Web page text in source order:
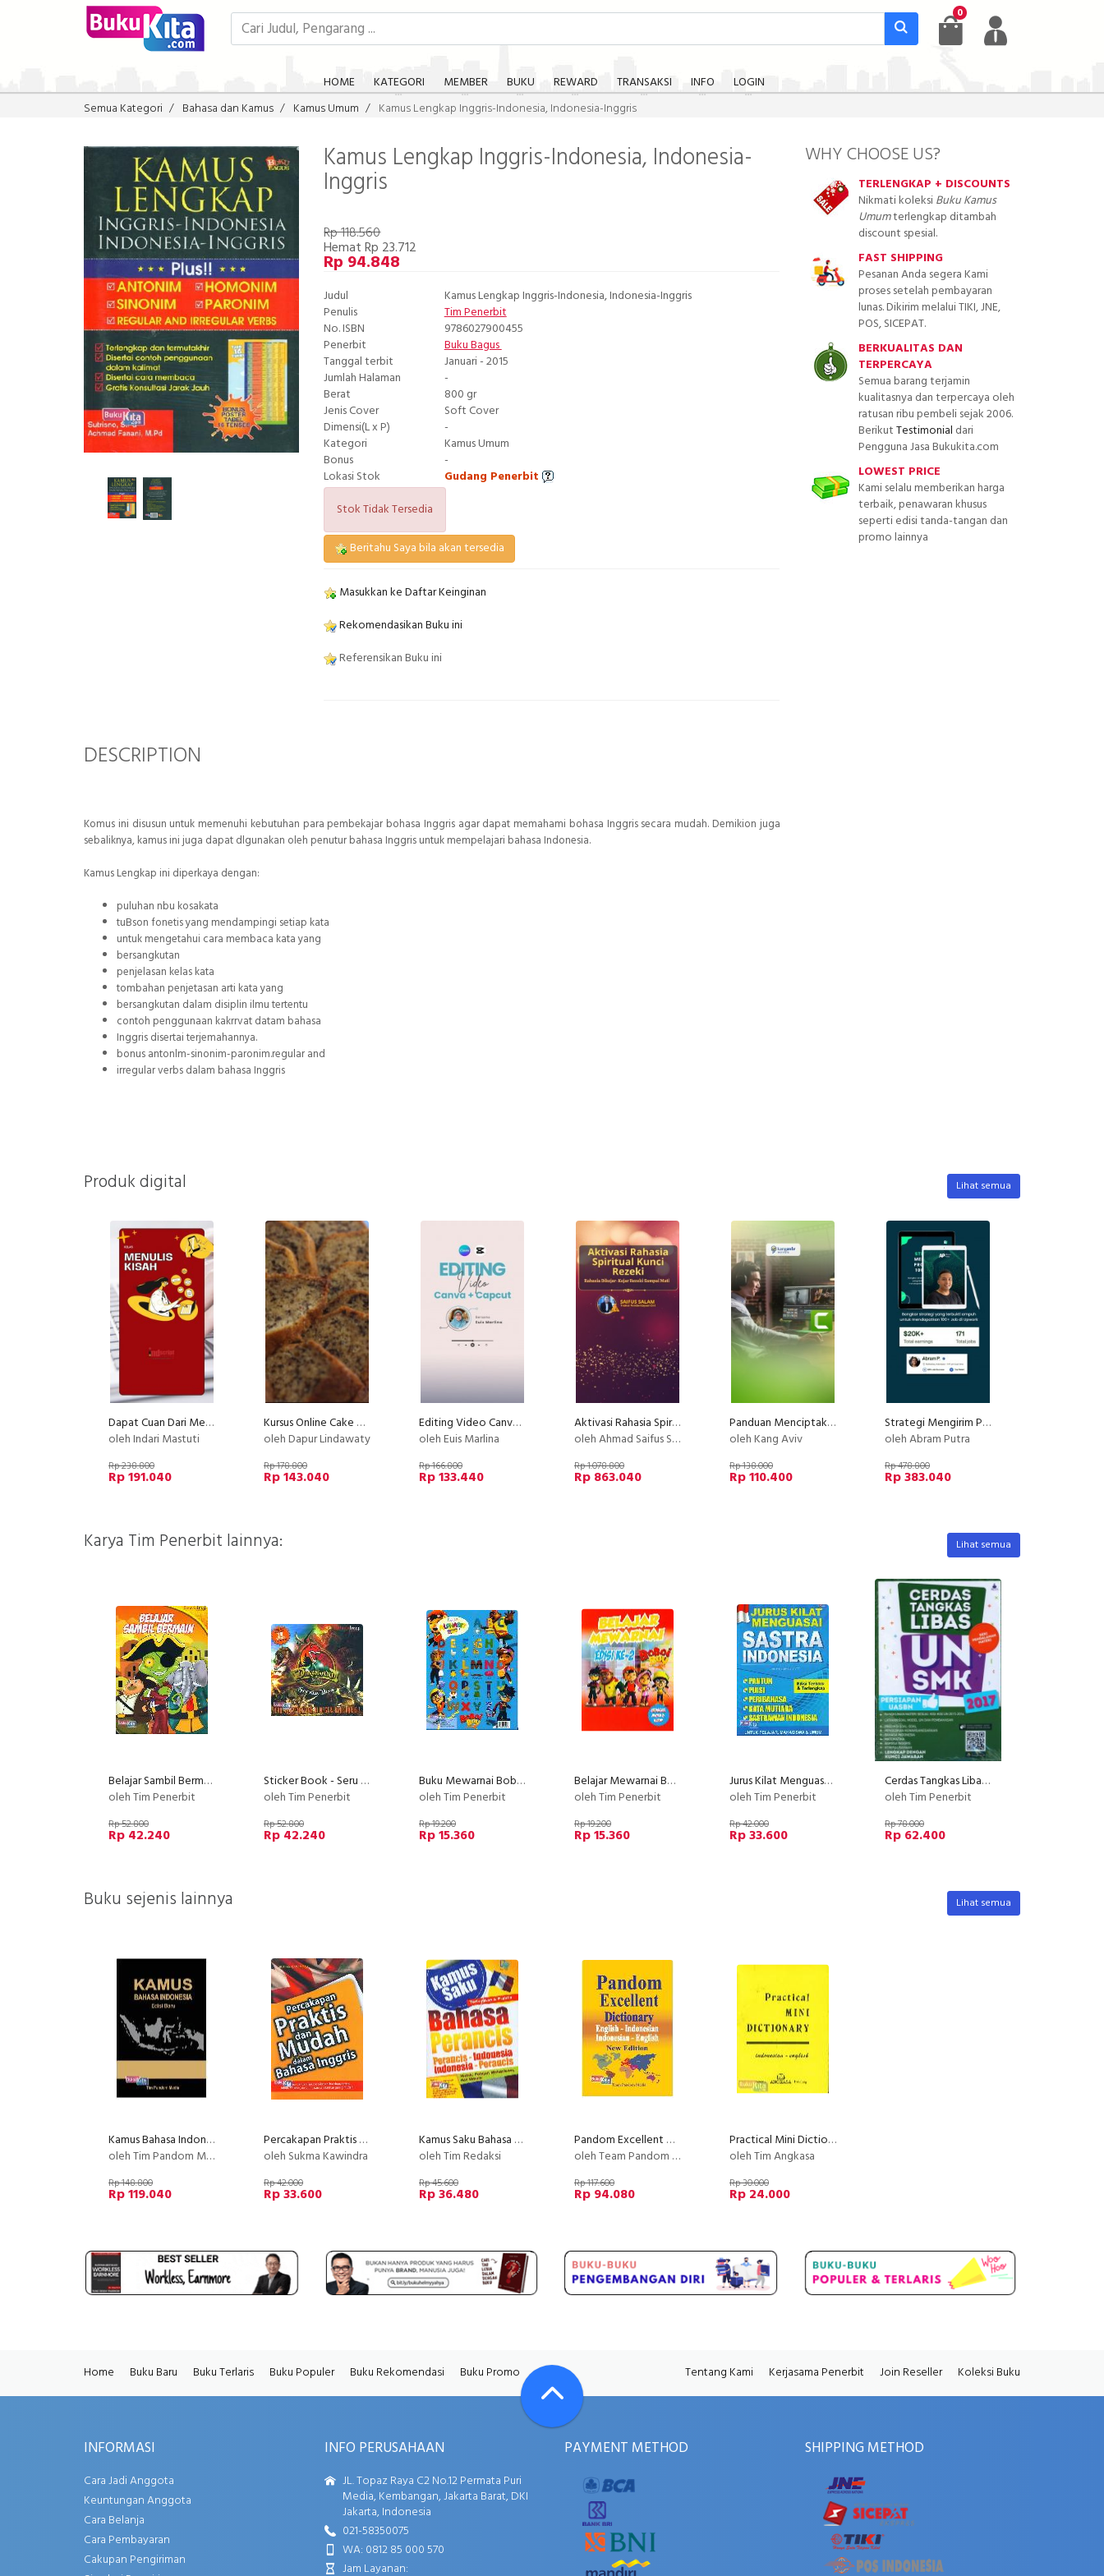
0
HOME KATEGORI MEMBER BUKU REWARD TRANSAKSI INFO
LOGIN
Semua Kategori
Bahasa dan Kamus Kamus Umum Kamus Lengkap Inggris-Indonesia, Indonesia-Inggris
Kamus Lengkap Inggris-Indonesia, Indonesia-
Inggris
Rp 118.560
Hemat Rp 23.712
Rp 94.848
Judul
Kamus Lengkap Inggris-Indonesia, Indonesia-Inggris
Penulis
Tim Penerbit
No. ISBN
9786027900455
Penerbit
Buku Bagus
Tanggal terbit
Januari - 2015
Jumlah Halaman
-
Berat
800 gr
Jenis Cover
Soft Cover
Dimensi(L x P)
-
Kategori
Kamus Umum
Bonus
-
Lokasi Stok
Gudang Penerbit
Stok Tidak Tersedia
Beritahu Saya bila akan tersedia
Masukkan ke Daftar Keinginan
Rekomendasikan Buku ini
Referensikan Buku ini
DESCRIPTION
Komus ini disusun untuk memenuhi kebutuhan para pembekajar bohasa Inggris agar dapat memahami bohasa Inggris secara mudah. Demikion juga
sebaliknya, kamus ini juga dapat dlgunakan oleh penutur bahasa Inggris untuk mempelajari bahasa Indonesia.
Kamus Lengkap ini diperkaya dengan:
puluhan nbu kosakata
tuBson fonetis yang mendampingi setiap kata
untuk mengetahui cara membaca kata yang
bersangkutan
penjelasan kelas kata
tombahan penjetasan arti kata yang
bersangkutan dalam disiplin ilmu tertentu
contoh penggunaan kakrrvat datam bahasa
Inggris disertai terjemahannya.
bonus antonlm-sinonim-paronim.regular and
irregular verbs dalam bahasa Inggris
WHY CHOOSE US?
TERLENGKAP + DISCOUNTS
Nikmati koleksiBuku Kamus
Umumterlengkap ditambah
discount spesial.
FAST SHIPPING
Pesanan Anda segera Kami
proses setelah pembayaran
lunas. Dikirim melalui TIKI, JNE,
POS, SICEPAT.
BERKUALITAS DAN
TERPERCAYA
Semua barang terjamin
kualitasnya dan terpercaya oleh
ratusan ribu pembeli sejak 2006.
BerikutTestimonial dari
Pengguna Jasa Bukukita.com
LOWEST PRICE
Kami selalu memberikan harga
terbaik, penawaran khusus
seperti edisi tanda-tangan dan
promo lainnya
Produk digital Lihat semua
Dapat Cuan Dari Menulis Kisah
oleh Indari Mastuti
Rp 238.800
Rp 191.040
Kursus Online Cake Pisang Gebus Dapur Lindawaty
oleh Dapur Lindawaty
Rp 178.800
Rp 143.040
Editing Video Canva + Capcut
oleh Euis Marlina
Rp 166.800
Rp 133.440
Aktivasi Rahasia Spiritual Kunci Rezeki
oleh Ahmad Saifus Salam
Rp 1.078.800
Rp 863.040
Panduan Menciptakan Video Kursus Online Professional
oleh Kang Aviv
Rp 138.000
Rp 110.400
Strategi Mengirim Proposal 100+ Job
oleh Abram Putra
Rp 478.800
Rp 383.040
Karya Tim Penerbit lainnya: Lihat semua
Belajar Sambil Bermain
oleh Tim Penerbit
Rp 52.800
Rp 42.240
Sticker Book - Seru Berpetualangan Di Negeri Dinosaurus
oleh Tim Penerbit
Rp 52.800
Rp 42.240
Buku Mewarnai Boboi Boy
oleh Tim Penerbit
Rp 19.200
Rp 15.360
Belajar Mewarnai Boboi Boy Edisi ke-2
oleh Tim Penerbit
Rp 19.200
Rp 15.360
Jurus Kilat Menguasai Sastra Indonesia
oleh Tim Penerbit
Rp 42.000
Rp 33.600
Cerdas Tangkas Libas UN SMK 2017
oleh Tim Penerbit
Rp 78.000
Rp 62.400
Buku sejenis lainnya Lihat semua
Kamus Bahasa Indonesia Edisi Baru (Soft Cover)
oleh Tim Pandom Media Nusantara
Rp 148.800
Rp 119.040
Percakapan Praktis dan Mudah dalam Bahasa Inggris
oleh Sukma Kawindra
Rp 42.000
Rp 33.600
Kamus Saku Bahasa Perancis
oleh Tim Redaksi
Rp 45.600
Rp 36.480
Pandom Excellent Dictionary New Edition (SC)
oleh Team Pandom Media Nusantara
Rp 117.600
Rp 94.080
Practical Mini Dictionary Indonesia - English
oleh Tim Angkasa
Rp 30.000
Rp 24.000
Home Buku Baru Buku Terlaris Buku Populer Buku Rekomendasi Buku Promo Tentang Kami Kerjasama Penerbit Join Reseller Koleksi Buku
INFORMASI
Cara Jadi Anggota
Keuntungan Anggota
Cara Belanja
Cara Pembayaran
Cakupan Pengiriman
INFO PERUSAHAAN
JL. Topaz Raya C2 No.12 Permata Puri
Media, Kembangan, Jakarta Barat, DKI
Jakarta, Indonesia
021-58350075
WA: 0812 85 000 570
Jam Layanan:
PAYMENT METHOD SHIPPING METHOD